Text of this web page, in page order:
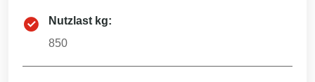
Nutzlast kg:
850